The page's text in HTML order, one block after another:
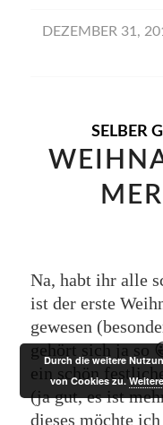
DEZEMBER 31,
/
SELBER
Na, habt ihr alle
ist der erste
gewesen
gehört sich ja so
ein schön
(ja gut, es ist
dieses möchte
Durch die weitere
von Cookies zu.